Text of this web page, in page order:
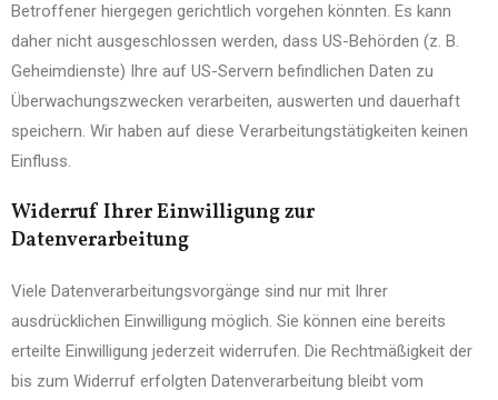
Betroffener hiergegen gerichtlich vorgehen könnten. Es kann
daher nicht ausgeschlossen werden, dass US-Behörden (z. B.
Geheimdienste) Ihre auf US-Servern befindlichen Daten zu
Überwachungszwecken verarbeiten, auswerten und dauerhaft
speichern. Wir haben auf diese Verarbeitungstätigkeiten keinen
Einfluss.
Widerruf Ihrer Einwilligung zur
Datenverarbeitung
Viele Datenverarbeitungsvorgänge sind nur mit Ihrer
ausdrücklichen Einwilligung möglich. Sie können eine bereits
erteilte Einwilligung jederzeit widerrufen. Die Rechtmäßigkeit der
bis zum Widerruf erfolgten Datenverarbeitung bleibt vom